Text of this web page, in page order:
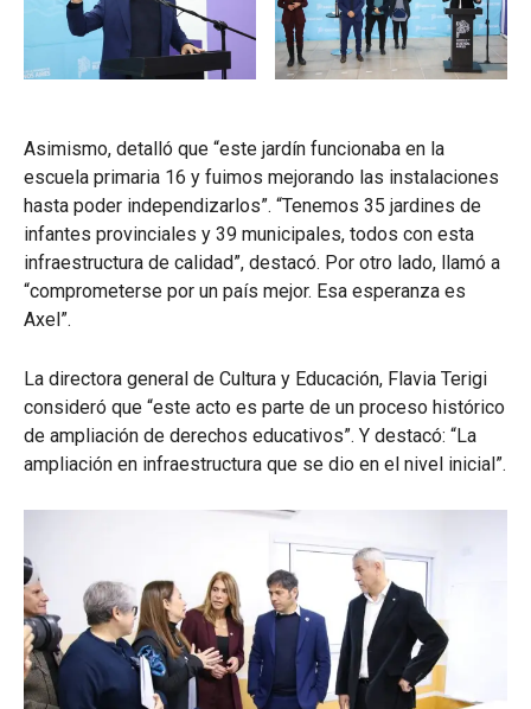
Asimismo, detalló que “este jardín funcionaba en la
escuela primaria 16 y fuimos mejorando las instalaciones
hasta poder independizarlos”. “Tenemos 35 jardines de
infantes provinciales y 39 municipales, todos con esta
infraestructura de calidad”, destacó. Por otro lado, llamó a
“comprometerse por un país mejor. Esa esperanza es
Axel”.
La directora general de Cultura y Educación, Flavia Terigi
consideró que “este acto es parte de un proceso histórico
de ampliación de derechos educativos”. Y destacó: “La
ampliación en infraestructura que se dio en el nivel inicial”.